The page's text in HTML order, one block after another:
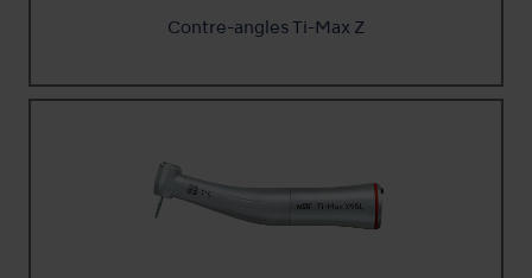
Contre-angles Ti-Max Z